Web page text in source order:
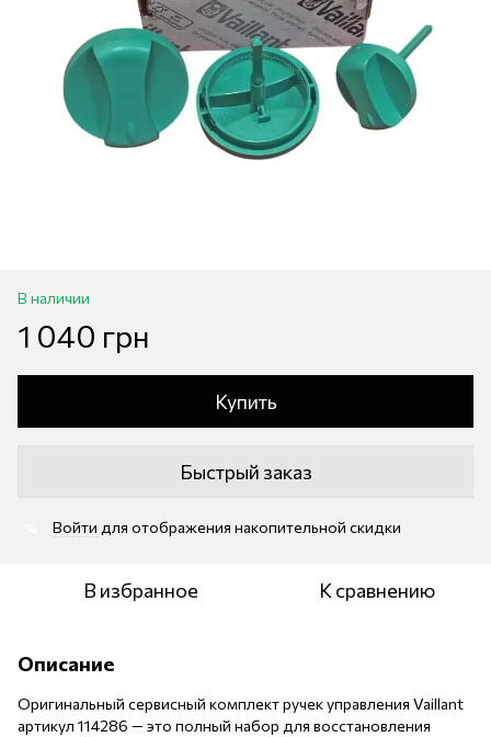
В наличии
1 040 грн
Купить
Быстрый заказ
Войти для отображения накопительной скидки
В избранное К сравнению
Описание
Оригинальный сервисный комплект ручек управления Vaillant
артикул 114286 — это полный набор для восстановления